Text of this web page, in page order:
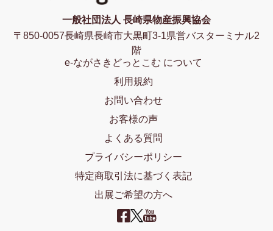
一般社団法人 長崎県物産振興協会
〒850-0057長崎県長崎市大黒町3-1県営バスターミナル2
階
e-ながさきどっとこむ について
利用規約
お問い合わせ
お客様の声
よくある質問
プライバシーポリシー
特定商取引法に基づく表記
出展ご希望の方へ